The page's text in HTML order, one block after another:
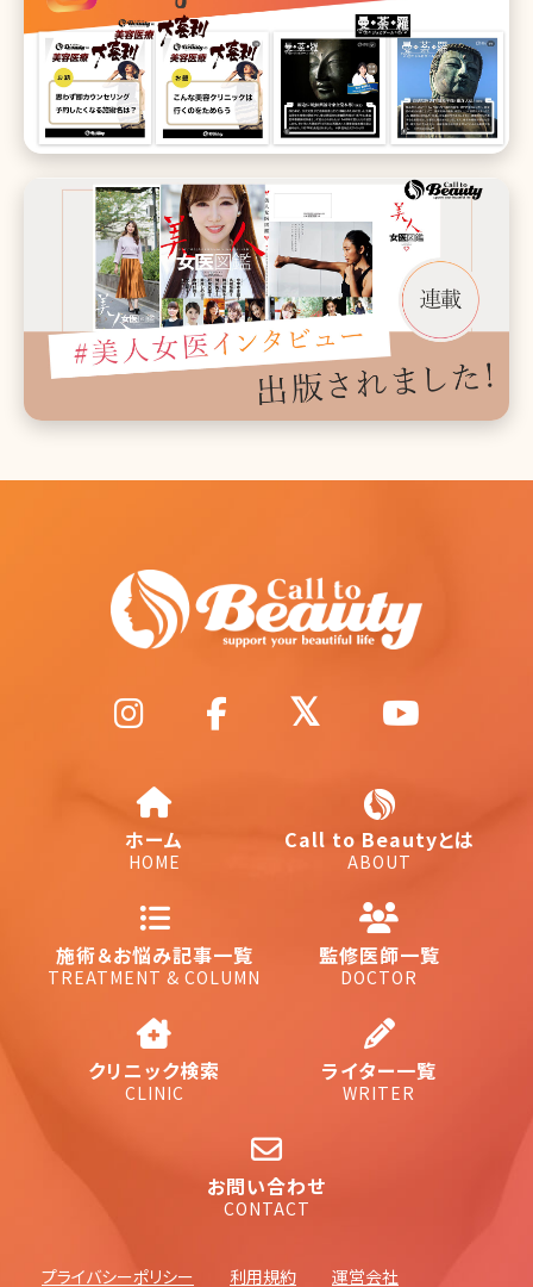
ホーム
HOME
Call to Beautyとは
ABOUT
施術＆お悩み記事一覧
TREATMENT & COLUMN
監修医師一覧
DOCTOR
クリニック検索
CLINIC
ライター一覧
WRITER
お問い合わせ
CONTACT
プライバシーポリシー 利用規約 運営会社